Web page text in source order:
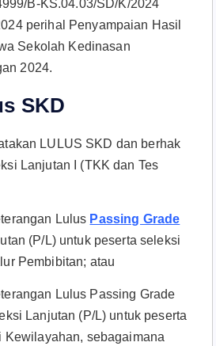
B-KS.04.03/SD/K/2024
perihal Penyampaian Hasil
Sekolah Kedinasan
2024.
SKD
LULUS SKD dan berhak
Lanjutan I (TKK dan Tes
Lulus Passing Grade
(P/L) untuk peserta seleksi
Pembibitan; atau
Lulus Passing Grade
Lanjutan (P/L) untuk peserta
Kewilayahan, sebagaimana